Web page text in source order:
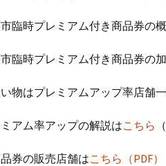
臨時プレミアム付き商品券の
臨時プレミアム付き商品券の
物はプレミアムアップ率店舗
アム率アップの解説はこちら
券の販売店舗はこちら（PDF）